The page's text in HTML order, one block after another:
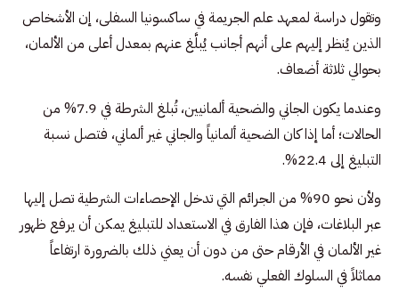
وتقول دراسة لمعهد علم الجريمة في ساكسونيا السفلى، إن الأشخاص
الذين يُنظر إليهم على أنهم أجانب يُبلَّغ عنهم بمعدل أعلى من الألمان،
بحوالي ثلاثة أضعاف.
وعندما يكون الجاني والضحية ألمانيين، تُبلغ الشرطة في 7.9% من
الحالات؛ أما إذا كان الضحية ألمانياً والجاني غير ألماني، فتصل نسبة
التبليغ إلى 22.4%.
ولأن نحو 90% من الجرائم التي تدخل الإحصاءات الشرطية تصل إليها
عبر البلاغات، فإن هذا الفارق في الاستعداد للتبليغ يمكن أن يرفع ظهور
غير الألمان في الأرقام حتى من دون أن يعني ذلك بالضرورة ارتفاعاً
مماثلاً في السلوك الفعلي نفسه.